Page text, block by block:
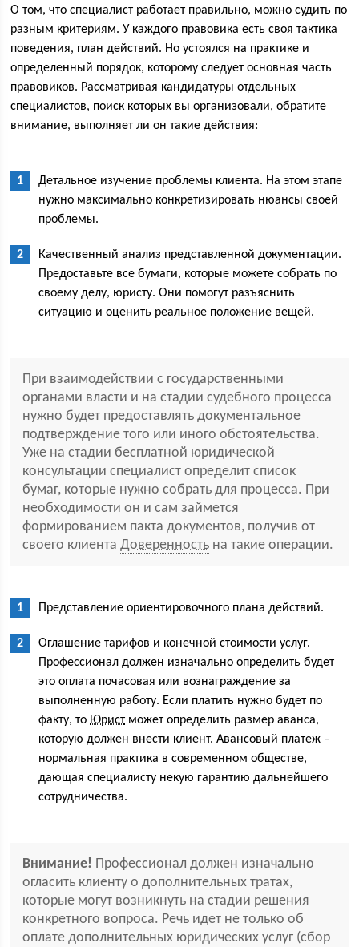
О том, что специалист работает правильно, можно судить по
разным критериям. У каждого правовика есть своя тактика
поведения, план действий. Но устоялся на практике и
определенный порядок, которому следует основная часть
правовиков. Рассматривая кандидатуры отдельных
специалистов, поиск которых вы организовали, обратите
внимание, выполняет ли он такие действия:
Детальное изучение проблемы клиента. На этом этапе
нужно максимально конкретизировать нюансы своей
проблемы.
Качественный анализ представленной документации.
Предоставьте все бумаги, которые можете собрать по
своему делу, юристу. Они помогут разъяснить
ситуацию и оценить реальное положение вещей.
При взаимодействии с государственными
органами власти и на стадии судебного процесса
нужно будет предоставлять документальное
подтверждение того или иного обстоятельства.
Уже на стадии бесплатной юридической
консультации специалист определит список
бумаг, которые нужно собрать для процесса. При
необходимости он и сам займется
формированием пакта документов, получив от
своего клиентаДоверенность на такие операции.
Представление ориентировочного плана действий.
Оглашение тарифов и конечной стоимости услуг.
Профессионал должен изначально определить будет
это оплата почасовая или вознаграждение за
выполненную работу. Если платить нужно будет по
факту, то Юрист может определить размер аванса,
которую должен внести клиент. Авансовый платеж –
нормальная практика в современном обществе,
дающая специалисту некую гарантию дальнейшего
сотрудничества.
Внимание! Профессионал должен изначально
огласить клиенту о дополнительных тратах,
которые могут возникнуть на стадии решения
конкретного вопроса. Речь идет не только об
оплате дополнительных юридических услуг (сбор